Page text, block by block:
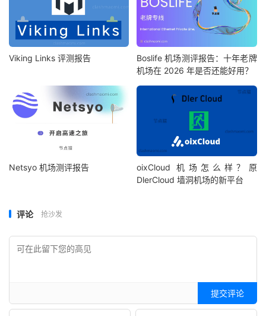
Viking Links 评测报告
Boslife 机场测评报告：十年老牌
机场在 2026 年是否还能好用？
Netsyo 机场测评报告
oixCloud 机场怎么样？原
DlerCloud 墙洞机场的新平台
评论 抢沙发
提交评论